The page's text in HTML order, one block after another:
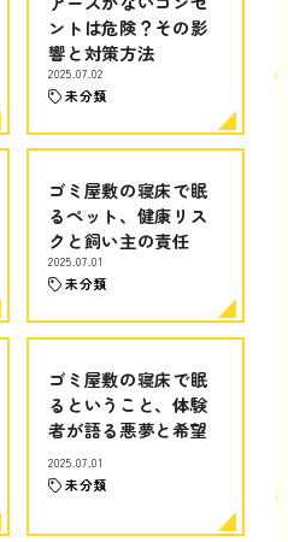
ントは危険？その影
響と対策方法
2025.07.02
未分類
ゴミ屋敷の寝床で眠
るペット、健康リス
クと飼い主の責任
2025.07.01
未分類
ゴミ屋敷の寝床で眠
るということ、体験
者が語る悪夢と希望
2025.07.01
未分類